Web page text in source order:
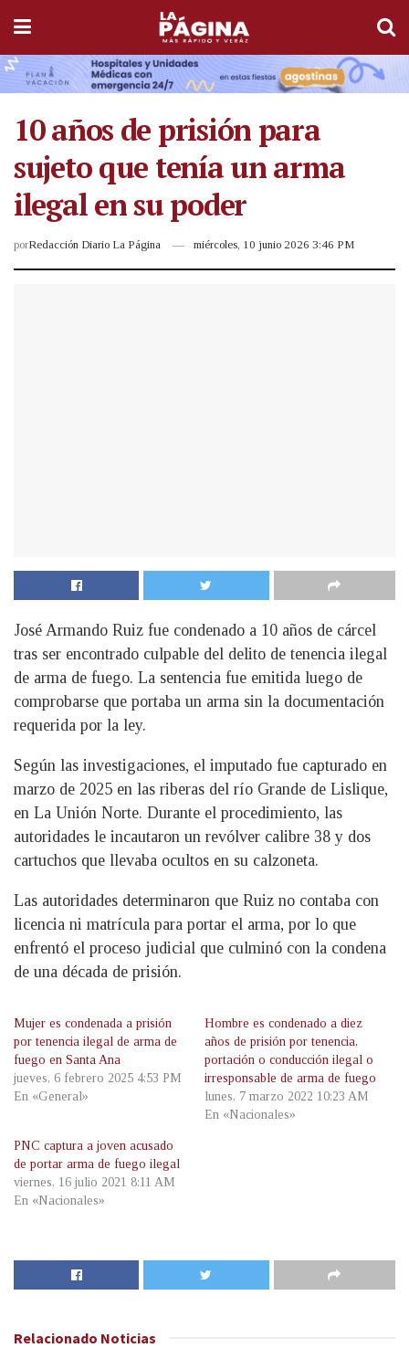
10 años de prisión para
sujeto que tenía un arma
ilegal en su poder
porRedacción Diario La Página miércoles, 10 junio 2026 3:46 PM
José Armando Ruiz fue condenado a 10 años de cárcel
tras ser encontrado culpable del delito de tenencia ilegal
de arma de fuego. La sentencia fue emitida luego de
comprobarse que portaba un arma sin la documentación
requerida por la ley.
Según las investigaciones, el imputado fue capturado en
marzo de 2025 en las riberas del río Grande de Lislique,
en La Unión Norte. Durante el procedimiento, las
autoridades le incautaron un revólver calibre 38 y dos
cartuchos que llevaba ocultos en su calzoneta.
Las autoridades determinaron que Ruiz no contaba con
licencia ni matrícula para portar el arma, por lo que
enfrentó el proceso judicial que culminó con la condena
de una década de prisión.
Mujer es condenada a prisión
por tenencia ilegal de arma de
fuego en Santa Ana
jueves, 6 febrero 2025 4:53 PM
En «General»
Hombre es condenado a diez
años de prisión por tenencia,
portación o conducción ilegal o
irresponsable de arma de fuego
lunes, 7 marzo 2022 10:23 AM
En «Nacionales»
PNC captura a joven acusado
de portar arma de fuego ilegal
viernes, 16 julio 2021 8:11 AM
En «Nacionales»
Relacionado Noticias